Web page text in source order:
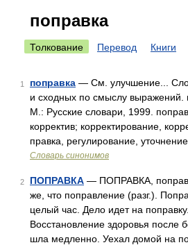
поправка
Толкование Перевод Книги
1 поправка — См. улучшение...
и сходных по смыслу выражений.
М.: Русские словари, 1999.
корректив; корректирование,
правка, регулирование,
Словарь синонимов
2 ПОПРАВКА — ПОПРАВКА,
же, что поправление (разг.).
целый час. Дело идет на
Восстановление здоровья после
шла медленно. Уехал домой на